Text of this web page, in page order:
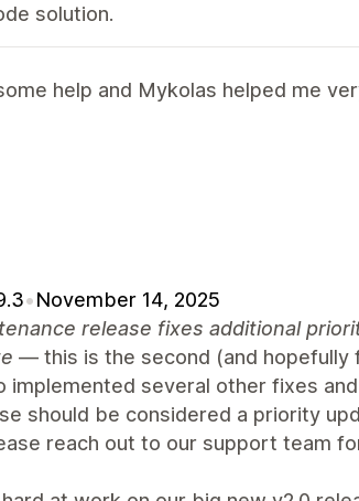
solution.
help and Mykolas helped me
•November 14, 2025
release fixes additional
— this is the second (and hopefully
implemented several other fixes
should be considered a priority
reach out to our support team